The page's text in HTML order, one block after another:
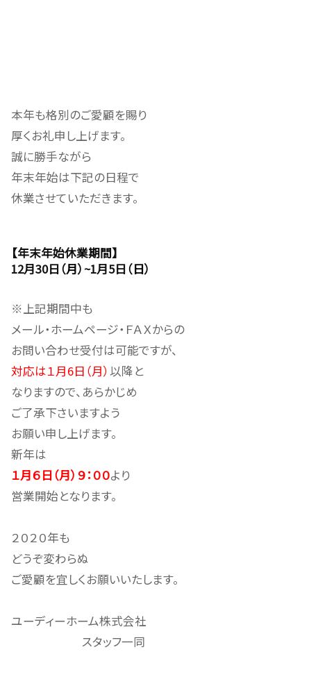
本年も格別のご愛顧を賜り
厚くお礼申し上げます。
誠に勝手ながら
年末年始は下記の日程で
休業させていただきます。
【年末年始休業期間】
12月30日（月）~1月5日（日）
※上記期間中も
メール・ホームページ・ＦＡＸからの
お問い合わせ受付は可能ですが、
対応は１月6日（月） 以降と
なりますので、あらかじめ
ご了承下さいますよう
お願い申し上げます。
新年は
１月６日（月）９：００より
営業開始となります。
２０２０年も
どうぞ変わらぬ
ご愛顧を宜しくお願いいたします。
ユーディーホーム株式会社
スタッフ一同